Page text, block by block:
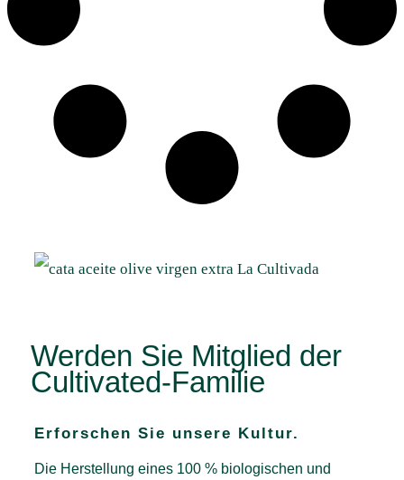
Werden Sie Mitglied der
Cultivated-Familie
Erforschen Sie unsere Kultur.
Die Herstellung eines 100 % biologischen und